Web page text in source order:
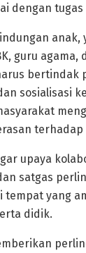
dengan tugas
guru agama,
bertindak
sosialisasi
terhadap
upaya
satgas
yang
didik.